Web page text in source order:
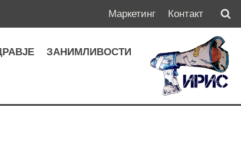
Маркетинг Контакт
ЗАНИМЛИВОСТИ